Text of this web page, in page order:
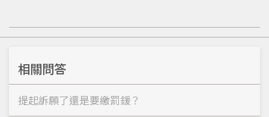
相關問答
提起訴願了還是要繳罰鍰？